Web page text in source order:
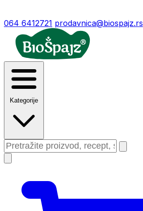
064 6412721 prodavnica@biospajz.rs
Kategorije